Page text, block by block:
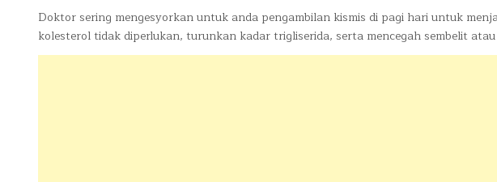
Doktor sering mengesyorkan untuk anda pengambilan kismis di pagi hari untuk
kolesterol tidak diperlukan, turunkan kadar trigliserida, serta mencegah sembelit